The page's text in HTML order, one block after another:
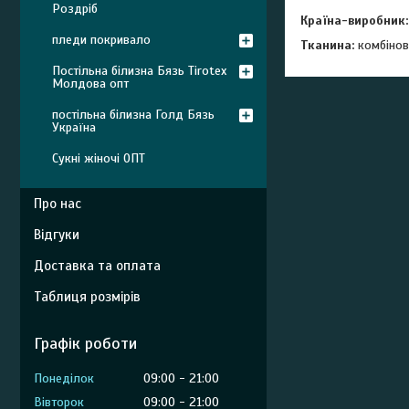
Країна-виробник:
Тканина:
Роздріб
пледи покривало
Постільна білизна Бязь Tirotex
Молдова опт
постільна білизна Голд Бязь
Україна
Сукні жіночі ОПТ
Про нас
Відгуки
Доставка та оплата
Таблиця розмірів
Графік роботи
Понеділок 09:00
21:00
Вівторок
09:00 21:00